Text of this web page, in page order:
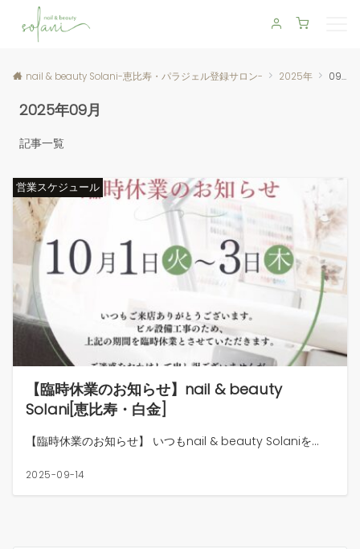
nail & beauty Solani-恵比寿・パラジェル登録サロン- 2025年 09月
2025年09月
記事一覧
営業スケジュール
【臨時休業のお知らせ】nail & beauty
Solani[恵比寿・白金]
【臨時休業のお知らせ】 いつもnail & beauty Solaniを...
2025-09-14